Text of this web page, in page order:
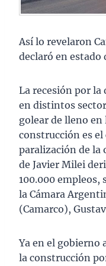
Así lo revelaron
declaró en
La recesión por la
en distintos
golear de lleno en
construcción es el
paralización de la
de Javier Milei
100.000 empleos,
la Cámara
(Camarco),
Ya en el gobierno
la construcción